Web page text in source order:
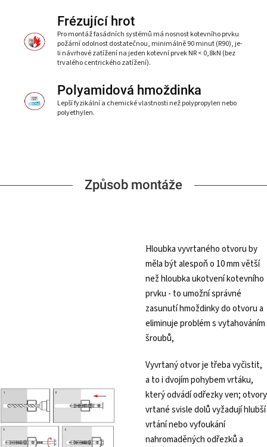
Frézující hrot
Pro montáž fasádních systémů má nosnost kotevního prvku
požární odolnost dostatečnou, minimálně 90 minut (R90), je-
li návrhové zatížení na jeden kotevní prvek NR < 0,8kN (bez
trvalého centrického zatížení).
Polyamidová hmoždinka
Lepší fyzikální a chemické vlastnosti než polypropylen nebo
polyethylen.
Způsob montáže
Hloubka vyvrtaného otvoru by
měla být alespoň o 10 mm větší
než hloubka ukotvení kotevního
prvku - to umožní správné
zasunutí hmoždinky do otvoru a
eliminuje problém s vytahováním
šroubů,
Vyvrtaný otvor je třeba vyčistit,
a to i dvojím pohybem vrtáku,
který odvádí odřezky ven; otvory
vrtané svisle dolů vyžadují hlubší
vrtání nebo vyfoukání
nahromaděných odřezků a